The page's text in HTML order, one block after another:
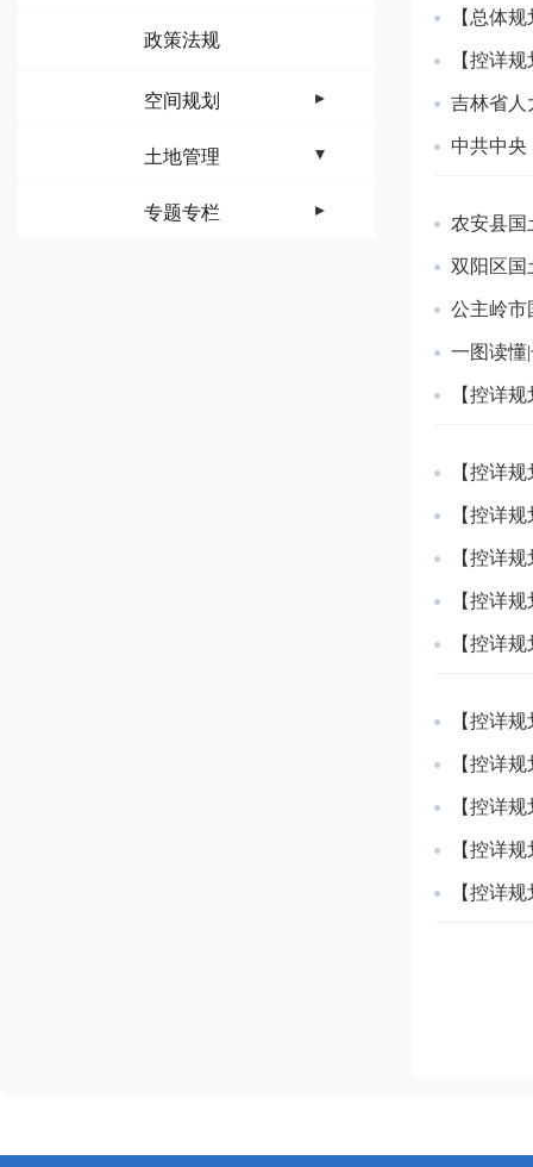
政策法规
空间规划
土地管理
专题专栏
【总体
【控详
吉林省人
中共中央
农安县国
双阳区国
公主岭市
一图读懂
【控详
【控详
【控详
【控详
【控详
【控详
【控详
【控详
【控详
【控详
【控详